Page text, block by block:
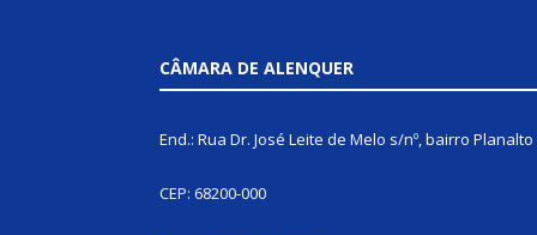
CÂMARA DE ALENQUER
End.: Rua Dr. José Leite de Melo s/nº, bairro Planalto
CEP: 68200-000